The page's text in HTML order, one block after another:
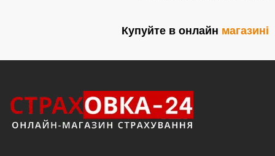
Купуйте в онлайн магазині